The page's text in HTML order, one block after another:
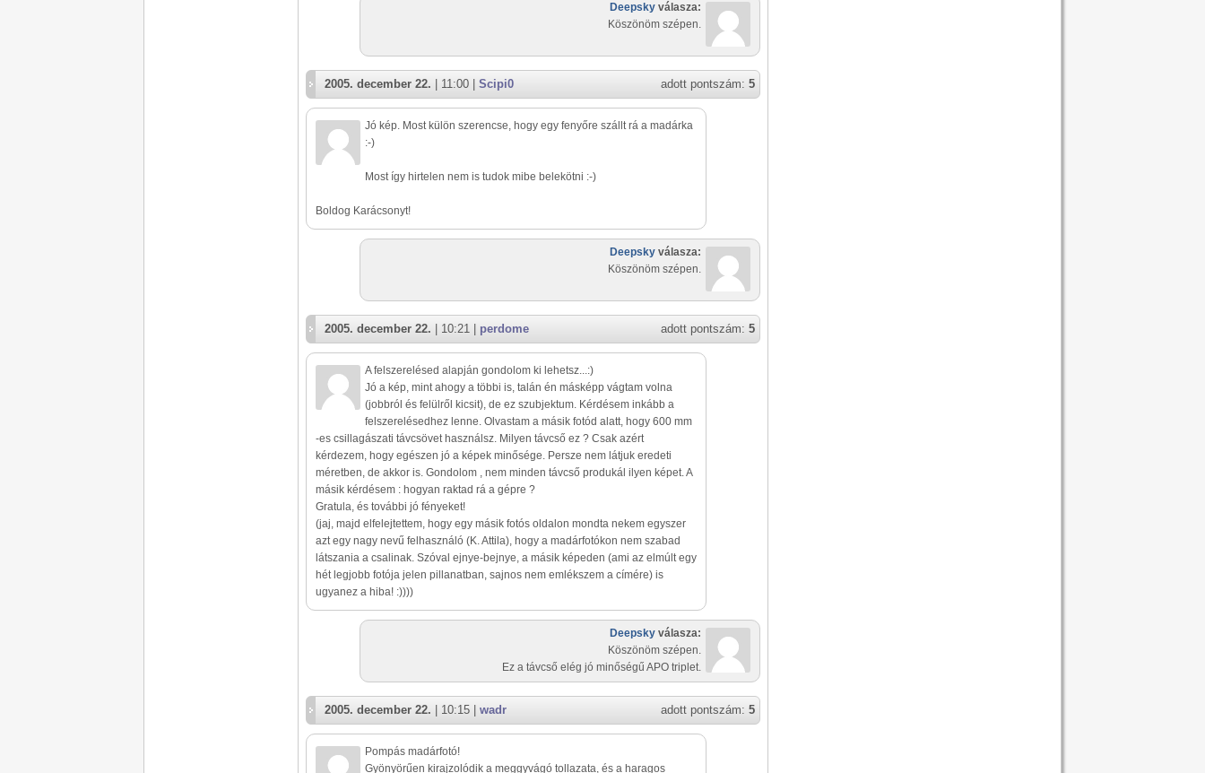
Deepsky válasza:
Köszönöm szépen.
adott pontszám: 5
2005. december 22. | 11:00 | Scipi0
Jó kép. Most külön szerencse, hogy egy fenyőre szállt rá a madárka
:-)
Most így hirtelen nem is tudok mibe belekötni :-)
Boldog Karácsonyt!
Deepsky válasza:
Köszönöm szépen.
adott pontszám: 5
2005. december 22. | 10:21 | perdome
A felszerelésed alapján gondolom ki lehetsz...:)
Jó a kép, mint ahogy a többi is, talán én másképp vágtam volna
(jobbról és felülről kicsit), de ez szubjektum. Kérdésem inkább a
felszerelésedhez lenne. Olvastam a másik fotód alatt, hogy 600 mm
-es csillagászati távcsövet használsz. Milyen távcső ez ? Csak azért
kérdezem, hogy egészen jó a képek minősége. Persze nem látjuk eredeti
méretben, de akkor is. Gondolom , nem minden távcső produkál ilyen képet. A
másik kérdésem : hogyan raktad rá a gépre ?
Gratula, és további jó fényeket!
(jaj, majd elfelejtettem, hogy egy másik fotós oldalon mondta nekem egyszer
azt egy nagy nevű felhasználó (K. Attila), hogy a madárfotókon nem szabad
látszania a csalinak. Szóval ejnye-bejnye, a másik képeden (ami az elmúlt egy
hét legjobb fotója jelen pillanatban, sajnos nem emlékszem a címére) is
ugyanez a hiba! :))))
Deepsky válasza:
Köszönöm szépen.
Ez a távcső elég jó minőségű APO triplet.
adott pontszám: 5
2005. december 22. | 10:15 | wadr
Pompás madárfotó!
Gyönyörűen kirajzolódik a meggyvágó tollazata, és a haragos